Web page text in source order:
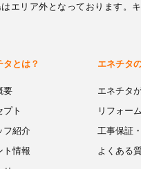
エリア外となっております。
タとは？
要
プト
フ紹介
ト情報
エネチタ
エネチタ
リフォー
工事保証
よくある